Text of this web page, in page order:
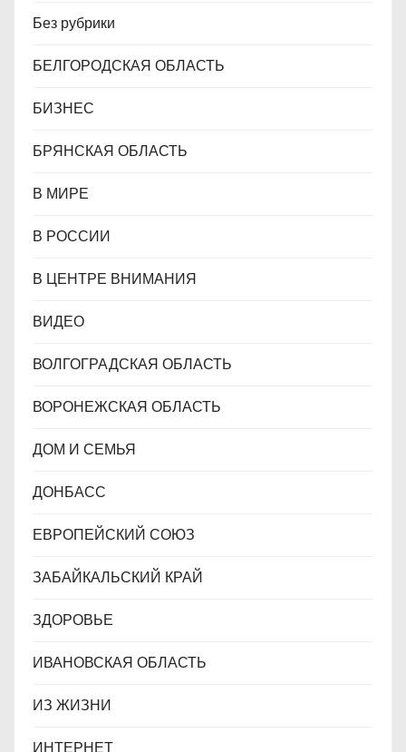
Без рубрики
БЕЛГОРОДСКАЯ ОБЛАСТЬ
БИЗНЕС
БРЯНСКАЯ ОБЛАСТЬ
В МИРЕ
В РОССИИ
В ЦЕНТРЕ ВНИМАНИЯ
ВИДЕО
ВОЛГОГРАДСКАЯ ОБЛАСТЬ
ВОРОНЕЖСКАЯ ОБЛАСТЬ
ДОМ И СЕМЬЯ
ДОНБАСС
ЕВРОПЕЙСКИЙ СОЮЗ
ЗАБАЙКАЛЬСКИЙ КРАЙ
ЗДОРОВЬЕ
ИВАНОВСКАЯ ОБЛАСТЬ
ИЗ ЖИЗНИ